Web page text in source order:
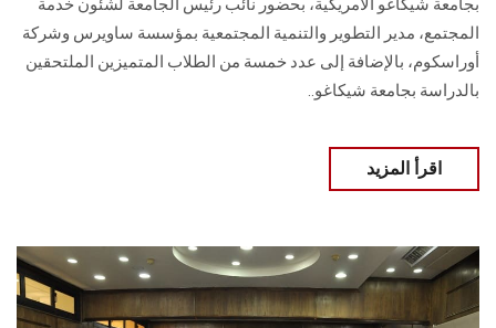
بجامعة شيكاغو الأمريكية، بحضور نائب رئيس الجامعة لشئون خدمة
‏المجتمع، مدير التطوير والتنمية المجتمعية بمؤسسة ساويرس ‏وشركة
أوراسكوم، بالإضافة إلى عدد خمسة من الطلاب المتميزين الملتحقين
بالدراسة بجامعة ‏شيكاغو..
اقرأ المزيد